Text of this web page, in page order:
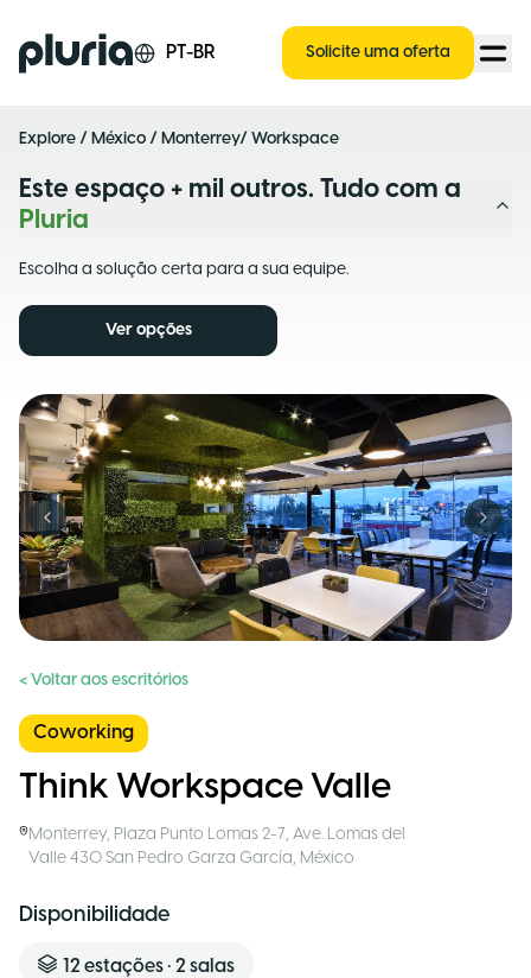
Logo Pluria PT-BR Solicite uma oferta
Explore / México / Monterrey/ Workspace
Este espaço + mil outros. Tudo com a
Pluria
Escolha a solução certa para a sua equipe.
Ver opções
Previous slide Next
< Voltar aos escritórios
Coworking
Think Workspace Valle
Monterrey, Plaza Punto Lomas 2-7, Ave. Lomas del
Valle 430 San Pedro Garza García, México
Disponibilidade
12 estações • 2 salas